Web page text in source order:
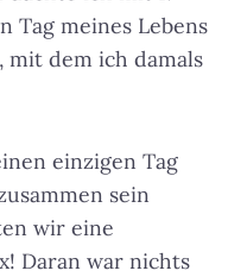
Tag meines Lebens
mit dem ich damals
einzigen Tag
sein
wir eine
Daran war nichts